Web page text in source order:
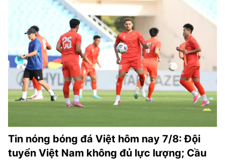
Tin nóng bóng đá Việt hôm nay 7/8: Đội
tuyển Việt Nam không đủ lực lượng; Cầu